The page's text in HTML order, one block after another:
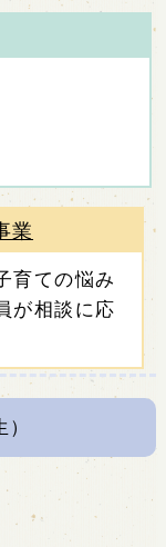
業
育ての悩み
が相談に応